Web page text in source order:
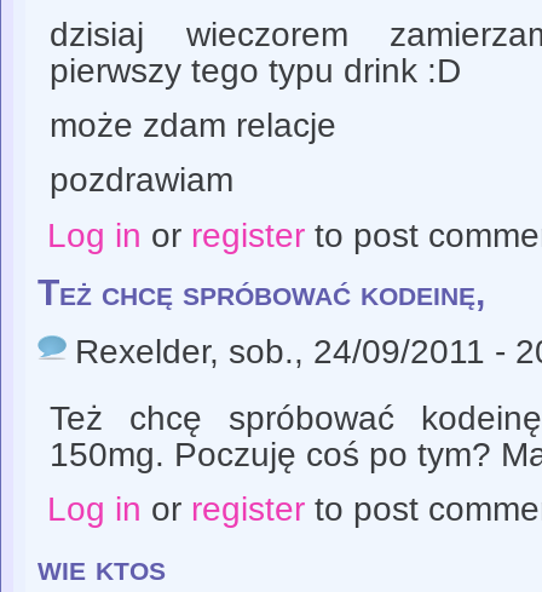
dzisiaj wieczorem
pierwszy tego typu drink :D
może zdam relacje
pozdrawiam
Log in or registerto post
Też chcę spróbować kodeinę,
Rexelder, sob., 24/09/2011 -
Też chcę spróbować
150mg. Poczuję coś po tym?
Log in or registerto post
wie ktos